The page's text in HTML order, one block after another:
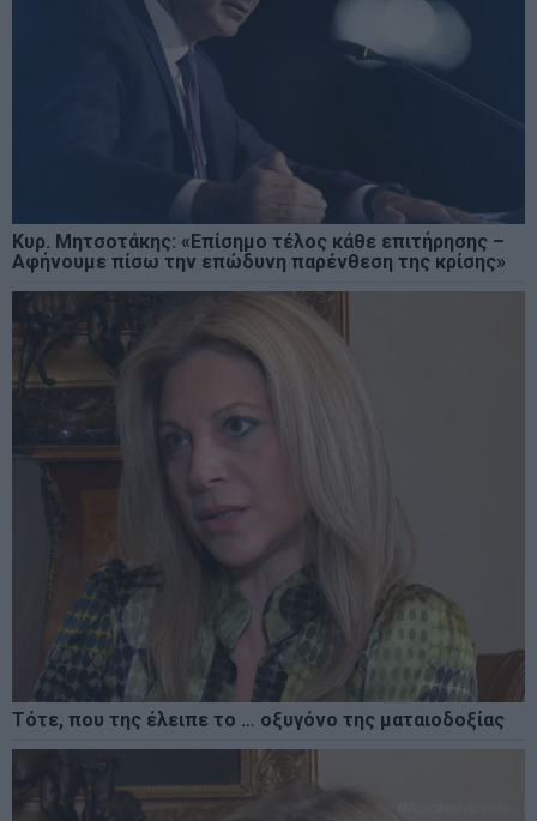
Κυρ. Μητσοτάκης: «Επίσημο τέλος κάθε επιτήρησης –
Αφήνουμε πίσω την επώδυνη παρένθεση της κρίσης»
Τότε, που της έλειπε το … οξυγόνο της ματαιοδοξίας